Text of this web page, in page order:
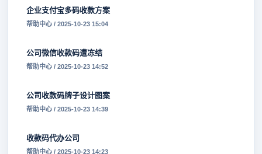
企业支付宝多码收款方案
帮助中心 / 2025-10-23 15:04
公司微信收款码遭冻结
帮助中心 / 2025-10-23 14:52
公司收款码牌子设计图案
帮助中心 / 2025-10-23 14:39
收款码代办公司
帮助中心 / 2025-10-23 14:23